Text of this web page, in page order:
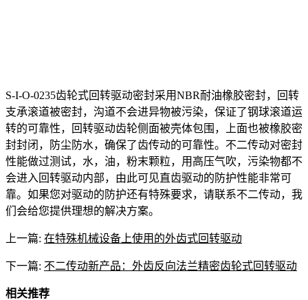
S-I-O-0235齿轮式回转驱动密封采用NBR耐油橡胶密封，回转
支承滚道被密封，沟道不会进异物被污染，保证了钢球滚道运
转的可靠性，回转驱动齿轮侧面被壳体包围，上面也被橡胶密
封封闭，防尘防水，确保了齿传动的可靠性。不二传动对密封
性能做过测试，水，油，粉末颗粒，用高压气吹，污染物都不
会进入回转驱动内部，由此可见直齿驱动的防护性能非常可
靠。如果您对驱动的防护还有特殊要求，请联系不二传动，我
们会给您提供理想的解决方案。
上一篇: 在特殊机械设备上使用的外齿式回转驱动
下一篇: 不二传动新产品：外齿反向法兰精密齿轮式回转驱动
相关推荐